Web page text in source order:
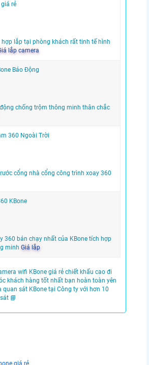
rẻ
lắp tại phòng khách rất tinh tế hình
lắp camera
Báo Động
chống trộm thông minh thân chắc
360 Ngoài Trời
cổng nhà cổng công trình xoay 360
KBone
360 bán chạy nhất của KBone tích hợp
minh Giá lắp
wifi KBone giá rẻ chiết khấu cao đi
khách hàng tốt nhất bạn hoàn toàn yên
sát KBone tại Công ty với hơn 10
📘